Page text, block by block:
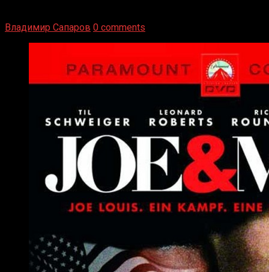
Владимир Сапаров 0 comments